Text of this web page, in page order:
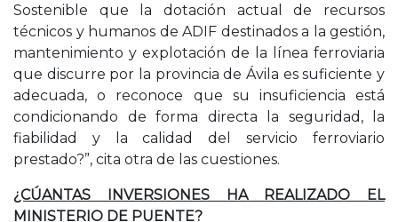
Sostenible que la dotación actual de recursos
técnicos y humanos de ADIF destinados a la gestión,
mantenimiento y explotación de la línea ferroviaria
que discurre por la provincia de Ávila es suficiente y
adecuada, o reconoce que su insuficiencia está
condicionando de forma directa la seguridad, la
fiabilidad y la calidad del servicio ferroviario
prestado?”, cita otra de las cuestiones.
¿CÚANTAS INVERSIONES HA REALIZADO EL
MINISTERIO DE PUENTE?